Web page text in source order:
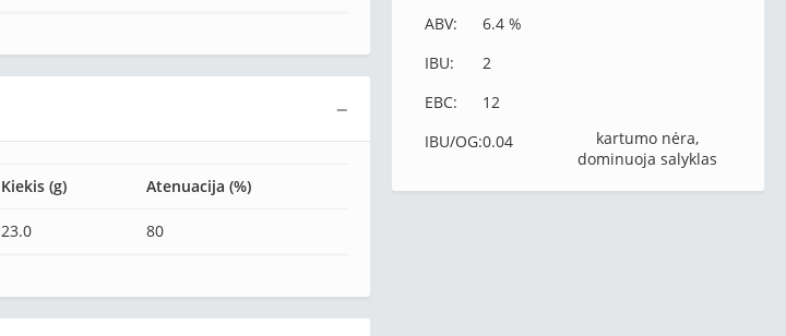
ABV:
6.4 %
IBU:
2
EBC:
12
IBU/OG:0.04
kartumo nėra,
dominuoja salyklas
−
Kiekis (g) Atenuacija (%)
23.0 80